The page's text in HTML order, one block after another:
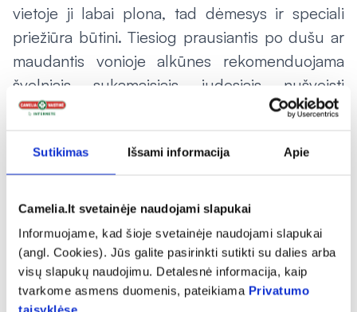
Sutikimas Išsami informacija Apie
Camelia.lt svetainėje naudojami slapukai
Informuojame, kad šioje svetainėje naudojami slapukai
(angl. Cookies). Jūs galite pasirinkti sutikti su dalies arba
visų slapukų naudojimu. Detalesnė informacija, kaip
tvarkome asmens duomenis, pateikiama Privatumo
vietoje ji labai plona, tad dėmesys ir speciali
priežiūra būtini. Tiesiog prausiantis po dušu ar
maudantis vonioje alkūnes rekomenduojama
švelniais sukamaisiais judesiais nušveisti
šveitikliu, o išsimaudžius – patepti riebiu
Drėkinkite iš vidaus
Turbūt jau visi žino, kad norint turėti gražią
veido odą, reikia gerti pakankamai vandens –
drėkinti ją iš vidaus, tačiau tai labai svarbu
daryti ir norint apsaugoti rankų odą nuo
išsausėjimo.